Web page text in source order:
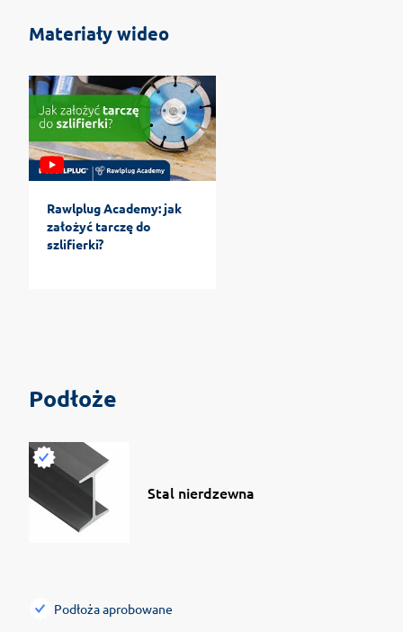
Materiały wideo
Rawlplug Academy: jak
założyć tarczę do
szlifierki?
Podłoże
Stal nierdzewna
Podłoża aprobowane